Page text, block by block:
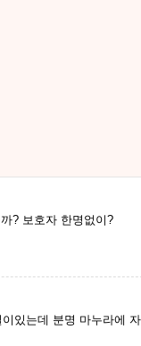
? 보호자 한명없이?
있는데 분명 마누라에